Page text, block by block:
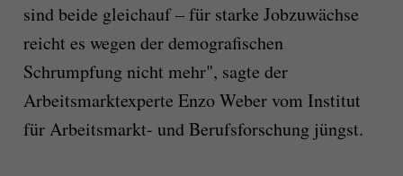
sind beide gleichauf – für starke Jobzuwächse
reicht es wegen der demografischen
Schrumpfung nicht mehr", sagte der
Arbeitsmarktexperte Enzo Weber vom Institut
für Arbeitsmarkt- und Berufsforschung jüngst.